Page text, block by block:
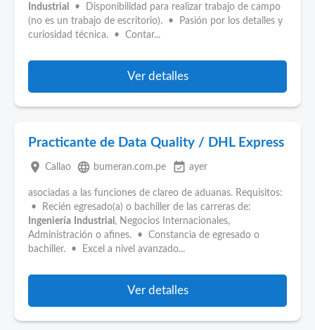
Industrial
• Disponibilidad para realizar trabajo de campo
(no es un trabajo de escritorio). • Pasión por los detalles y
curiosidad técnica. • Contar...
Ver detalles
Practicante de Data Quality / DHL Express
place Callao language bumeran.com.pe event_available ayer
asociadas a las funciones de clareo de aduanas. Requisitos:
• Recién egresado(a) o bachiller de las carreras de:
Ingeniería
Industrial , Negocios Internacionales,
Administración o afines. • Constancia de egresado o
bachiller. • Excel a nivel avanzado...
Ver detalles